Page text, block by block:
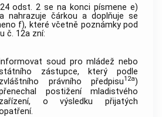
odst. 2 se na konci písmene e)
nahrazuje čárkou a doplňuje se
f), které včetně poznámky pod
č. 12a zní:
soud pro mládež nebo
zástupce, který podle
zvláštního právního předpisu12a)
postižení mladistvého
zařízení, o výsledku přijatých